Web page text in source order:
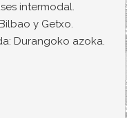
intermodal.
y Getxo.
Durangoko azoka.